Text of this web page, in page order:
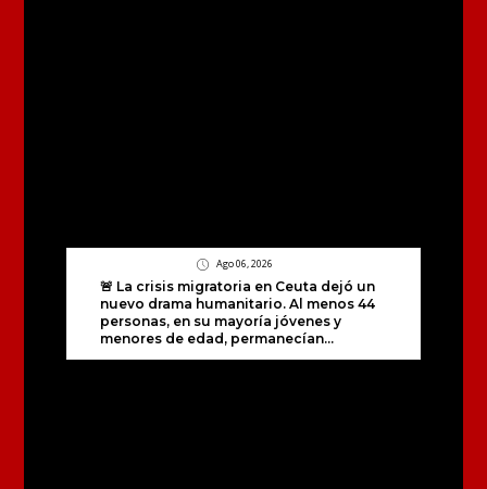
Ago 06, 2026
🚨 La crisis migratoria en Ceuta dejó un
nuevo drama humanitario. Al menos 44
personas, en su mayoría jóvenes y
menores de edad, permanecían...